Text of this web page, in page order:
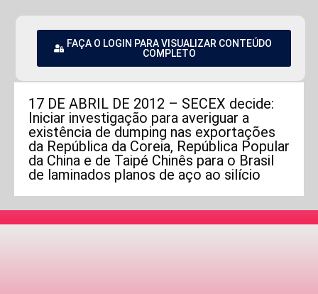
FAÇA O LOGIN PARA VISUALIZAR CONTEÚDO
COMPLETO
17 DE ABRIL DE 2012 – SECEX decide:
Iniciar investigação para averiguar a
existência de dumping nas exportações
da República da Coreia, República Popular
da China e de Taipé Chinês para o Brasil
de laminados planos de aço ao silício